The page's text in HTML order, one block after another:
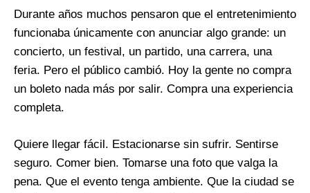
Durante años muchos pensaron que el entretenimiento
funcionaba únicamente con anunciar algo grande: un
concierto, un festival, un partido, una carrera, una
feria. Pero el público cambió. Hoy la gente no compra
un boleto nada más por salir. Compra una experiencia
completa.
Quiere llegar fácil. Estacionarse sin sufrir. Sentirse
seguro. Comer bien. Tomarse una foto que valga la
pena. Que el evento tenga ambiente. Que la ciudad se